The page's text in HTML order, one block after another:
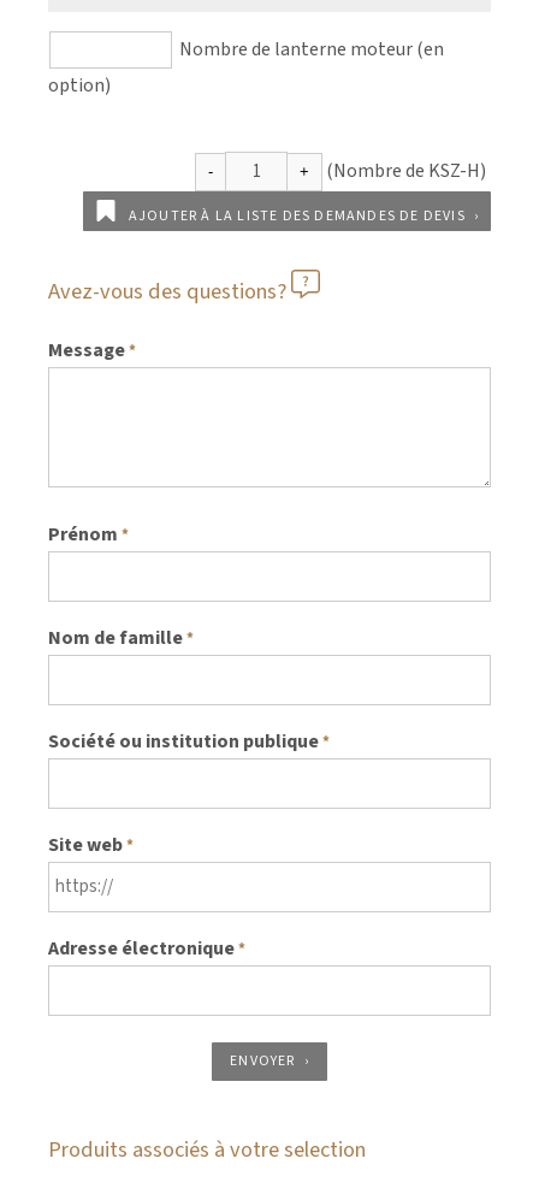
Nombre de lanterne moteur (en
option)
AJOUTER À LA LISTE DES DEMANDES DE DEVIS
Avez-vous des questions?
Message*
Prénom *
Nom de famille*
Société ou institution publique*
Site web*
Adresse électronique*
ENVOYER
Produits associés à votre selection